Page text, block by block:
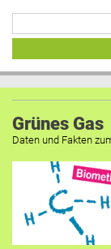
Grünes Gas
Daten und Fakten